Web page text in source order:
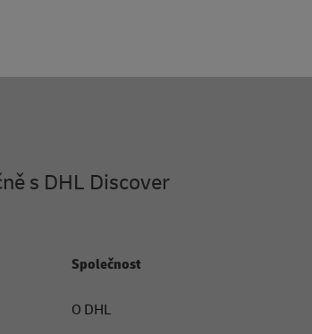
s DHL Discover
Společnost
O DHL